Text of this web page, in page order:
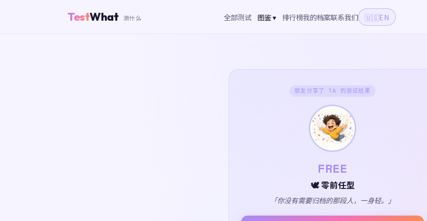
TestWhat 测什么 全部测试 图鉴 ▾ 排行榜我的档案联系我们 🇺🇸EN
朋友分享了 TA 的测试结果
FREE
🕊️ 零前任型
「你没有需要归档的那段人，一身轻。」